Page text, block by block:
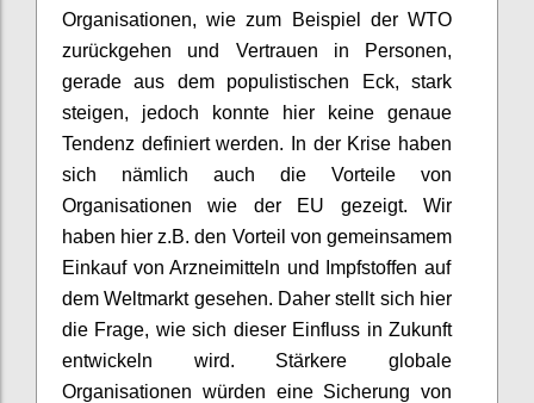
Organisationen, wie zum Beispiel der WTO
zurückgehen und Vertrauen in Personen,
geradeaus dem populistischen Eck, stark
steigen, jedoch konnte hier keine genaue
Tendenz definiert werden. In der Krise haben
sich nämlich auch die Vorteile von
Organisationen wie der EU gezeigt.Wir
haben hierz.B. den Vorteil von gemeinsamem
Einkaufvon Arzneimittel n und Impfstoffen auf
dem Weltmarkt gesehen. Daher stellt sich hier
die Frage, wie sich dieser Einfluss in Zukunft
entwickeln wird. Stärkere globale
Organisationen würden eine Sicherung von